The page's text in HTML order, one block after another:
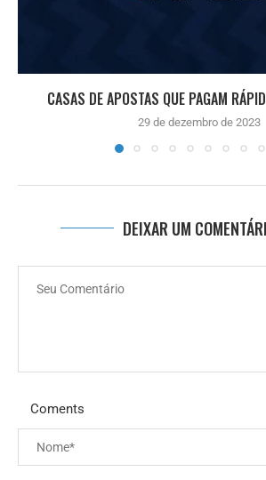
CASAS DE APOSTAS QUE PAGAM
29 de dezembro de 2023
DEIXAR UM
Coments